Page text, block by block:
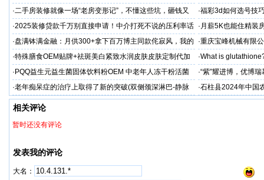
童抽动症预防为主
·二手房装修就像一场“老房变形记”，不懂这些坑，砸钱又
糟心！看完这篇再开工
·福彩3d如何选号技
·2025装修贷款千万别直接申请！中介打死不说的压利率话
术大公开
· 月薪5K也能住精装
杆撬动百万级质感！
·盘满钵满金融：月供300+拿下百万博主同款侘寂风，我的
家被邻居追着问链接
·重庆宝峰机械有限
性
·特殊膳食OEM贴牌+祛斑美白紧致水润皮肤皮肤定制代加
工厂家
·What is
· PQQ益生元益生菌固体饮料粉OEM 中老年人冻干粉活菌
粉贴牌代加工
·“紫”耀进博，优博
·老年痴呆症的治疗上取得了新的突破(双侧颈深淋巴-静脉
吻合术)
·石柱县2024年中国
相关评论
暂时还没有评论
发表我的评论
大名：